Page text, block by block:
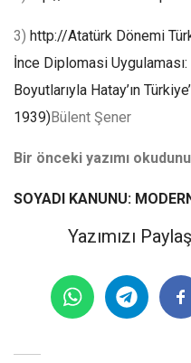
3) http://Atatürk Dönemi
İnce Diplomasi
Boyutlarıyla Hatay’ın
1939)Bülent Şener
Bir önceki yazımı
SOYADI KANUNU:
Yazımızı